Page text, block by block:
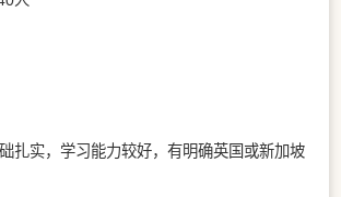
扎实，学习能力较好，有明确英国或新加坡